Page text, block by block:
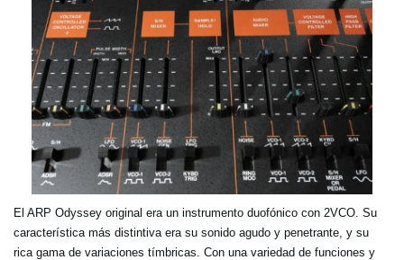
El ARP Odyssey original era un instrumento duofónico con 2VCO. Su
característica más distintiva era su sonido agudo y penetrante, y su
rica gama de variaciones tímbricas. Con una variedad de funciones y